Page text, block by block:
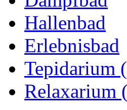
Hallenbad
Erlebnisbad
Tepidarium
Relaxarium